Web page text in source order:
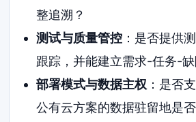
整追溯？
测试与质量管控：是否提供
跟踪，并能建立需求-任务-
部署模式与数据主权 ：是否
公有云方案的数据驻留地是